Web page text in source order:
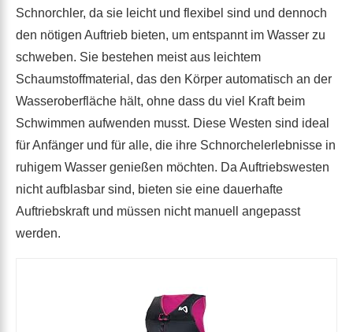
Schnorchler, da sie leicht und flexibel sind und dennoch
den nötigen Auftrieb bieten, um entspannt im Wasser zu
schweben. Sie bestehen meist aus leichtem
Schaumstoffmaterial, das den Körper automatisch an der
Wasseroberfläche hält, ohne dass du viel Kraft beim
Schwimmen aufwenden musst. Diese Westen sind ideal
für Anfänger und für alle, die ihre Schnorchelerlebnisse in
ruhigem Wasser genießen möchten. Da Auftriebswesten
nicht aufblasbar sind, bieten sie eine dauerhafte
Auftriebskraft und müssen nicht manuell angepasst
werden.